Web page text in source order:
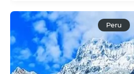
Peru